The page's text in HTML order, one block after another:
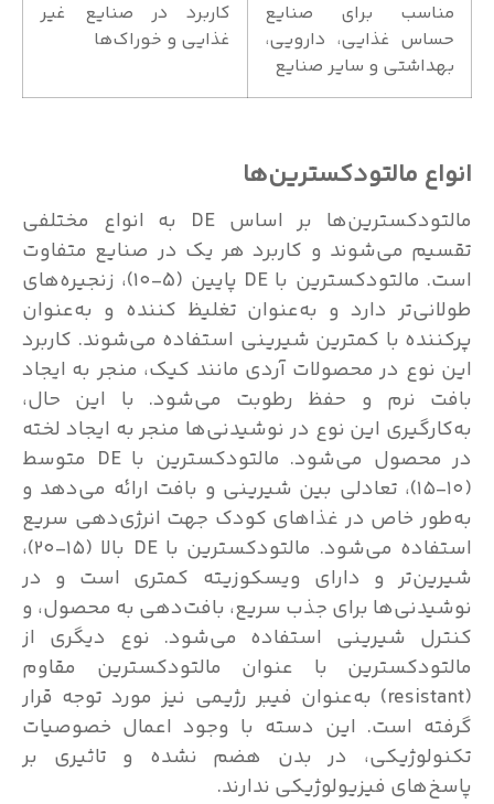
مناسب برای صنایع
حساس غذایی، دارویی،
بهداشتی و سایر صنایع
کاربرد در صنایع غیر
غذایی و خوراک‌ها
انواع مالتودکسترین‌ها
مالتودکسترین‌ها بر اساس DE به انواع مختلفی
تقسیم می‌شوند و کاربرد هر یک در صنایع متفاوت
است. مالتودکسترین با DE پایین (5-۱۰)، زنجیره‌های
طولانی‌تر دارد و به‌عنوان تغلیظ کننده و به‌عنوان
پرکننده با کمترین شیرینی استفاده می‌شوند. کاربرد
این نوع در محصولات آردی مانند کیک، منجر به ایجاد
بافت نرم و حفظ رطوبت می‌شود. با این حال،
به‌کارگیری این نوع در نوشیدنی‌ها منجر به ایجاد لخته
در محصول می‌شود. مالتودکسترین با DE متوسط
(۱۰-۱۵)، تعادلی بین شیرینی و بافت ارائه می‌دهد و
به‌طور خاص در غذاهای کودک جهت انرژی‌دهی سریع
استفاده می‌شود. مالتودکسترین با DE بالا (۱۵-۲۰)،
شیرین‌تر و دارای ویسکوزیته کمتری‌ است و در
نوشیدنی‌ها برای جذب سریع، بافت‌دهی به محصول، و
کنترل شیرینی استفاده می‌شود. نوع دیگری از
مالتودکسترین‌ با عنوان مالتودکسترین مقاوم
(resistant) به‌عنوان فیبر رژیمی نیز مورد توجه قرار
گرفته است. این دسته با وجود اعمال خصوصیات
تکنولوژیکی، در بدن هضم نشده و تاثیری بر
پاسخ‌های فیزیولوژیکی ندارند.